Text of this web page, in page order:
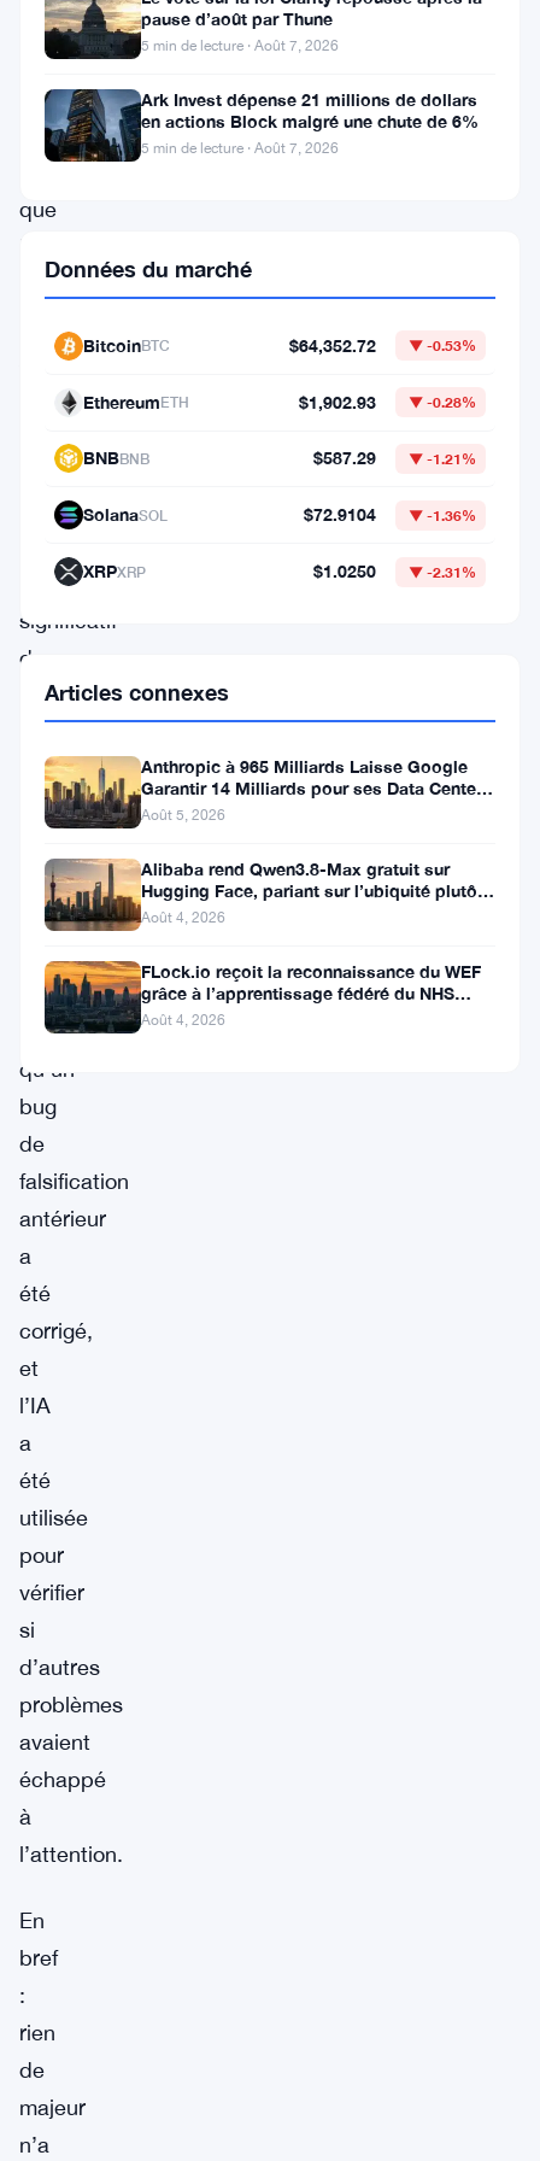
Zcash,
Zooko
Wilcox,
que
le
modèle
d’Anthropic
trouvé
aucun
bug
significatif
dans
confidentialité
réseau.
L’annonce
est
intervenue
après
qu’un
bug
de
falsification
antérieur
a
été
corrigé,
et
l’IA
a
été
utilisée
pour
vérifier
si
d’autres
problèmes
avaient
échappé
à
l’attention.
En
bref
:
rien
de
majeur
n’a
pause d’août par Thune
5 min de lecture · Août 7, 2026
Ark Invest dépense 21 millions de dollars
en actions Block malgré une chute de 6%
5 min de lecture · Août 7, 2026
Données du marché
BitcoinBTC $64,352.72 ▼ -0.53%
EthereumETH $1,902.93 ▼ -0.28%
BNBBNB $587.29 ▼ -1.21%
SolanaSOL $72.9104 ▼ -1.36%
XRPXRP $1.0250 ▼ -2.31%
Articles connexes
Anthropic à 965 Milliards Laisse Google
Garantir 14 Milliards pour ses Data Centers
au Texas
Août 5, 2026
Alibaba rend Qwen3.8-Max gratuit sur
Hugging Face, pariant sur l’ubiquité plutôt
que les benchmarks
Août 4, 2026
FLock.io reçoit la reconnaissance du WEF
grâce à l’apprentissage fédéré du NHS
pour plus de 400 patients
Août 4, 2026